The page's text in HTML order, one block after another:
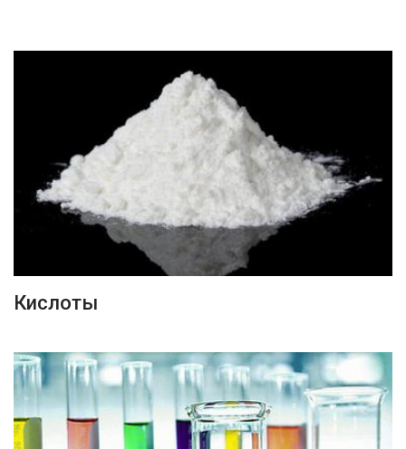
ПОДРОБНЕЕ
Кислоты